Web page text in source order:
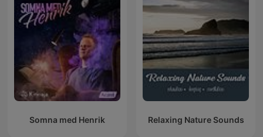
Somna med Henrik Relaxing Nature Sounds